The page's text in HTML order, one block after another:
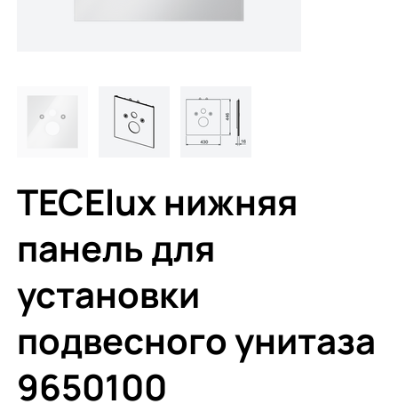
TECElux нижняя
панель для
установки
подвесного унитаза
9650100